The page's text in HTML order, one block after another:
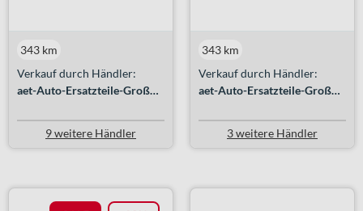
Verkauf durch Händler:
aet-Auto-Ersatzteile-Großhandel GmbH
343 km
9 weitere Händler
Verkauf durch Händler:
aet-Auto-Ersatzteile-Großhandel GmbH
343 km
3 weitere Händler